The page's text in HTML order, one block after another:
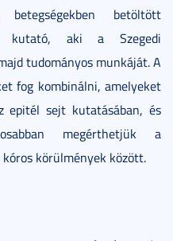
betöltött
kutató, aki a Szegedi
tudományos munkáját. A
fog kombinálni, amelyeket
epitél sejt kutatásában, és
megérthetjük a
körülmények között.